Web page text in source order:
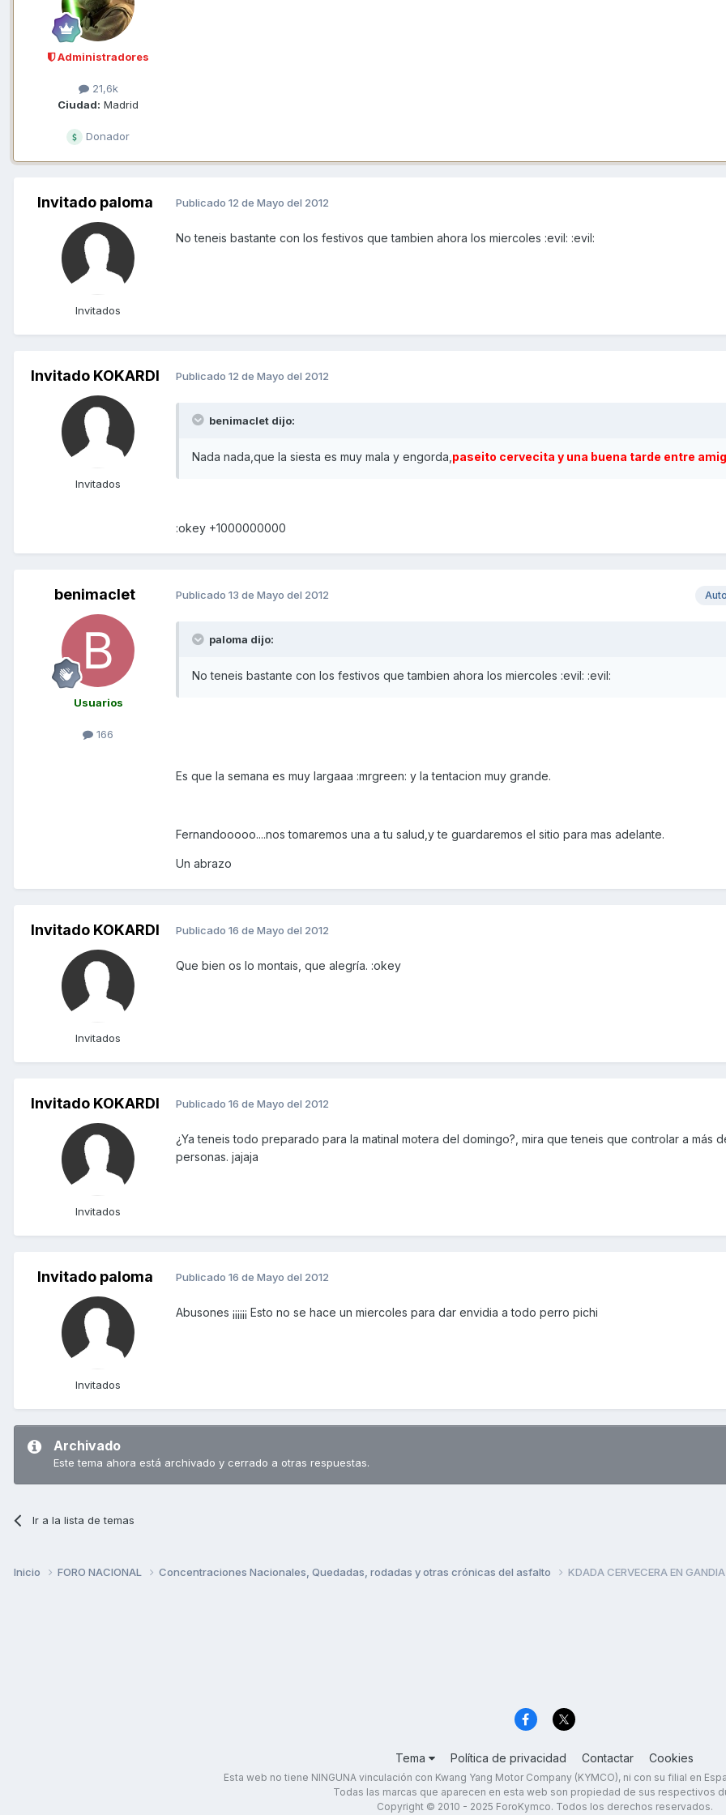
Administradores
21,6k
Ciudad: Madrid
Donador
Invitado paloma
Invitados
Publicado 12 de Mayo del 2012
No teneis bastante con los festivos que tambien ahora los miercoles :evil: :evil:
Invitado KOKARDI
Invitados
Publicado 12 de Mayo del 2012
benimaclet dijo:
Nada nada,que la siesta es muy mala y engorda, paseito cervecita y una buena tarde entre
:okey +1000000000
benimaclet
Usuarios
166
Publicado 13 de Mayo del 2012
paloma dijo:
No teneis bastante con los festivos que tambien ahora los miercoles :evil: :evil:
Es que la semana es muy largaaa :mrgreen: y la tentacion muy grande.
Fernandooooo....nos tomaremos una a tu salud,y te guardaremos el sitio para mas adelante.
Un abrazo
Invitado KOKARDI
Invitados
Publicado 16 de Mayo del 2012
Que bien os lo montais, que alegría. :okey
Invitado KOKARDI
Invitados
Publicado 16 de Mayo del 2012
¿Ya teneis todo preparado para la matinal motera del domingo?, mira que teneis que controlar a más
personas. jajaja
Invitado paloma
Invitados
Publicado 16 de Mayo del 2012
Abusones ¡¡¡¡¡¡ Esto no se hace un miercoles para dar envidia a todo perro pichi
Archivado
Este tema ahora está archivado y cerrado a otras respuestas.
Ir a la lista de temas
Inicio FORO NACIONAL Concentraciones Nacionales, Quedadas, rodadas y otras crónicas del asfalto KDADA CERVECERA EN
Tema Política de privacidad Contactar Cookies
Esta web no tiene NINGUNA vinculación con Kwang Yang Motor Company (KYMCO), ni con su filial en
Todas las marcas que aparecen en esta web son propiedad de sus respectivos
Copyright © 2010 - 2025 ForoKymco. Todos los derechos reservados.